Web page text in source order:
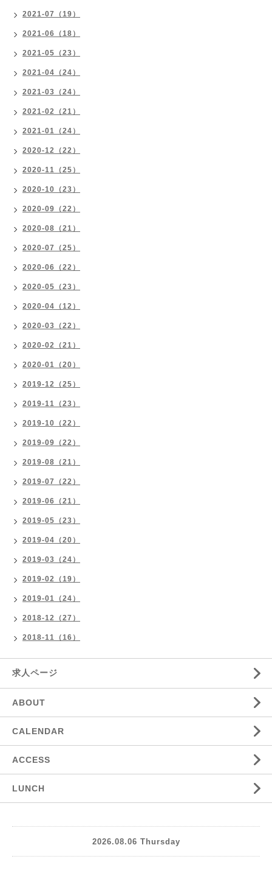
2021-07（19）
2021-06（18）
2021-05（23）
2021-04（24）
2021-03（24）
2021-02（21）
2021-01（24）
2020-12（22）
2020-11（25）
2020-10（23）
2020-09（22）
2020-08（21）
2020-07（25）
2020-06（22）
2020-05（23）
2020-04（12）
2020-03（22）
2020-02（21）
2020-01（20）
2019-12（25）
2019-11（23）
2019-10（22）
2019-09（22）
2019-08（21）
2019-07（22）
2019-06（21）
2019-05（23）
2019-04（20）
2019-03（24）
2019-02（19）
2019-01（24）
2018-12（27）
2018-11（16）
求人ページ
ABOUT
CALENDAR
ACCESS
LUNCH
2026.08.06 Thursday